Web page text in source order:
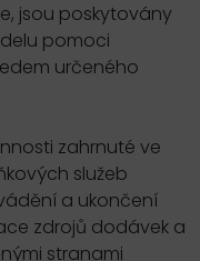
jsou poskytovány
pomoci
určeného
zahrnuté ve
služeb
a ukončení
zdrojů dodávek a
stranami